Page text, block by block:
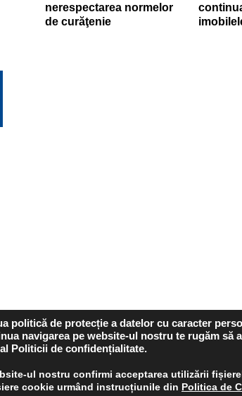
nerespectarea normelor
de curăţenie
@2022 - Drepturi
politică de protecție a datelor cu caracter
navigarea pe website-ul nostru te rugăm
Politicii de confidențialitate.
ul nostru confirmi acceptarea utilizării
cookie urmând instrucțiunile din Politica de